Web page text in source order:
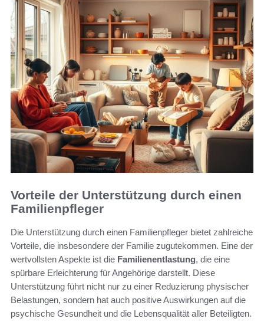
Vorteile der Unterstützung durch einen
Familienpfleger
Die Unterstützung durch einen Familienpfleger bietet zahlreiche
Vorteile, die insbesondere der Familie zugutekommen. Eine der
wertvollsten Aspekte ist die Familienentlastung, die eine
spürbare Erleichterung für Angehörige darstellt. Diese
Unterstützung führt nicht nur zu einer Reduzierung physischer
Belastungen, sondern hat auch positive Auswirkungen auf die
psychische Gesundheit und die Lebensqualität aller Beteiligten.